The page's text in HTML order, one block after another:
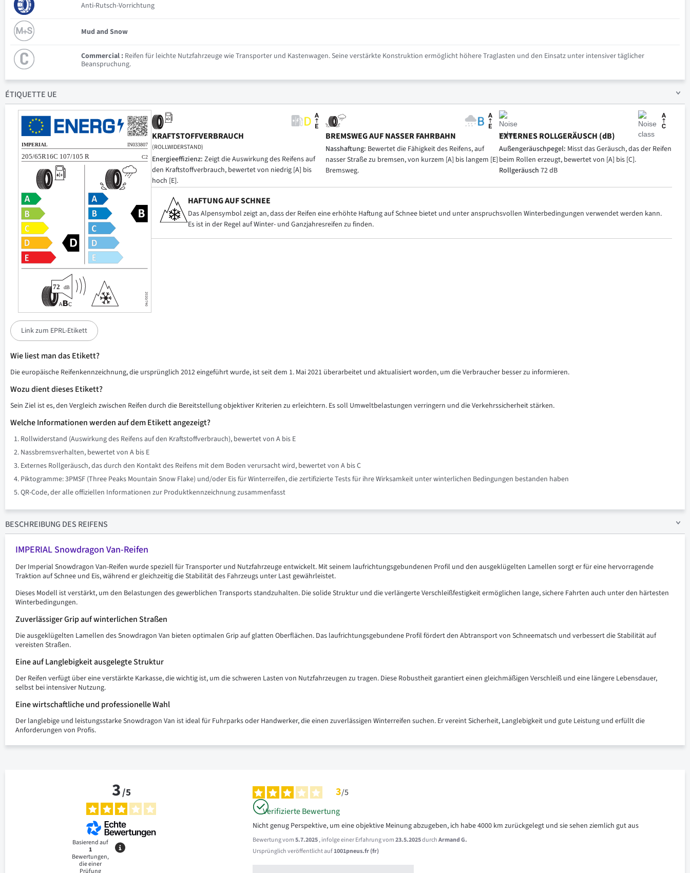
Anti-Rutsch-Vorrichtung
Mud and Snow
Commercial : Reifen für leichte Nutzfahrzeuge wie Transporter und Kastenwagen. Seine verstärkte Konstruktion ermöglicht höhere Traglasten und den Einsatz unter intensiver täglicher
Beanspruchung.
ÉTIQUETTE UE
KRAFTSTOFFVERBRAUCH
(ROLLWIDERSTAND)
Energieeffizienz: Zeigt die Auswirkung des Reifens auf
den Kraftstoffverbrauch, bewertet von niedrig [A] bis
hoch [E].
BREMSWEG AUF NASSER FAHRBAHN
Nasshaftung: Bewertet die Fähigkeit des Reifens, auf
nasser Straße zu bremsen, von kurzem [A] bis langem [E]
Bremsweg.
EXTERNES ROLLGERÄUSCH (dB)
Außengeräuschpegel: Misst das Geräusch, das der Reifen
beim Rollen erzeugt, bewertet von [A] bis [C].
Rollgeräusch 72 dB
HAFTUNG AUF SCHNEE
Das Alpensymbol zeigt an, dass der Reifen eine erhöhte Haftung auf Schnee bietet und unter anspruchsvollen Winterbedingungen verwendet werden kann.
Es ist in der Regel auf Winter- und Ganzjahresreifen zu finden.
Link zum EPRL-Etikett
Wie liest man das Etikett?
Die europäische Reifenkennzeichnung, die ursprünglich 2012 eingeführt wurde, ist seit dem 1. Mai 2021 überarbeitet und aktualisiert worden, um die Verbraucher besser zu informieren.
Wozu dient dieses Etikett?
Sein Ziel ist es, den Vergleich zwischen Reifen durch die Bereitstellung objektiver Kriterien zu erleichtern. Es soll Umweltbelastungen verringern und die Verkehrssicherheit stärken.
Welche Informationen werden auf dem Etikett angezeigt?
Rollwiderstand (Auswirkung des Reifens auf den Kraftstoffverbrauch), bewertet von A bis E
Nassbremsverhalten, bewertet von A bis E
Externes Rollgeräusch, das durch den Kontakt des Reifens mit dem Boden verursacht wird, bewertet von A bis C
Piktogramme: 3PMSF (Three Peaks Mountain Snow Flake) und/oder Eis für Winterreifen, die zertifizierte Tests für ihre Wirksamkeit unter winterlichen Bedingungen bestanden haben
QR-Code, der alle offiziellen Informationen zur Produktkennzeichnung zusammenfasst
BESCHREIBUNG DES REIFENS
IMPERIAL Snowdragon Van-Reifen
Der Imperial Snowdragon Van-Reifen wurde speziell für Transporter und Nutzfahrzeuge entwickelt. Mit seinem laufrichtungsgebundenen Profil und den ausgeklügelten Lamellen sorgt er für eine hervorragende
Traktion auf Schnee und Eis, während er gleichzeitig die Stabilität des Fahrzeugs unter Last gewährleistet.
Dieses Modell ist verstärkt, um den Belastungen des gewerblichen Transports standzuhalten. Die solide Struktur und die verlängerte Verschleißfestigkeit ermöglichen lange, sichere Fahrten auch unter den härtesten
Winterbedingungen.
Zuverlässiger Grip auf winterlichen Straßen
Die ausgeklügelten Lamellen des Snowdragon Van bieten optimalen Grip auf glatten Oberflächen. Das laufrichtungsgebundene Profil fördert den Abtransport von Schneematsch und verbessert die Stabilität auf
vereisten Straßen.
Eine auf Langlebigkeit ausgelegte Struktur
Der Reifen verfügt über eine verstärkte Karkasse, die wichtig ist, um die schweren Lasten von Nutzfahrzeugen zu tragen. Diese Robustheit garantiert einen gleichmäßigen Verschleiß und eine längere Lebensdauer,
selbst bei intensiver Nutzung.
Eine wirtschaftliche und professionelle Wahl
Der langlebige und leistungsstarke Snowdragon Van ist ideal für Fuhrparks oder Handwerker, die einen zuverlässigen Winterreifen suchen. Er vereint Sicherheit, Langlebigkeit und gute Leistung und erfüllt die
Anforderungen von Profis.
3/5
Basierend auf
1
Bewertungen,
die einer
Prüfung
3/5
Verifizierte Bewertung
Nicht genug Perspektive, um eine objektive Meinung abzugeben, ich habe 4000 km zurückgelegt und sie sehen ziemlich gut aus
Bewertung vom5.7.2025, infolge einer Erfahrung vom23.5.2025durchArmand G.
Ursprünglich veröffentlicht auf1001pneus.fr (fr)